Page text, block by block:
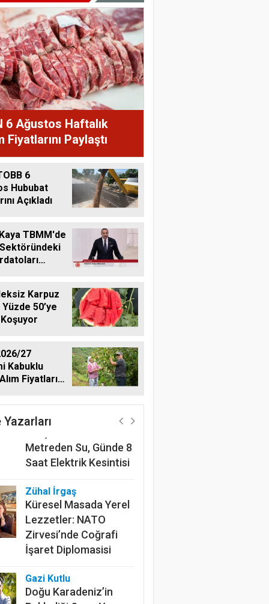
6 Ağustos Haftalık
Fiyatlarını Paylaştı
6
Hububat
Açıkladı
TBMM'de
Karpuz
Yüzde 50’ye
27
Kabuklu
Fiyatlarını
Yazarları
Harun Göksel
220 Kilometrelik
Kanalın Sonundaki Acı
Metreden Su, Günde 8
Saat Elektrik Kesintisi
Zühal İrgaş
Küresel Masada Yerel
Lezzetler: NATO
Zirvesi’nde Coğrafi
İşaret Diplomasisi
Gazi Kutlu
Doğu Karadeniz’in